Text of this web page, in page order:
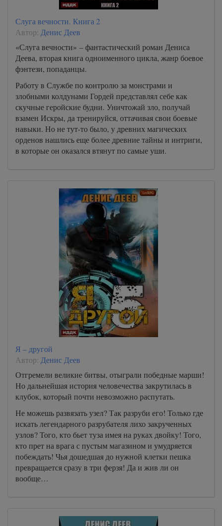
Слуга вечности. Книга 2
Автор: Денис Деев
«Слуга вечности» – фантастический роман Дениса
Деева, вторая книга одноименного цикла, жанр боевое
фэнтези, попаданцы.
Работу в Службе по контролю за монстрами и
злобными колдунами Гордей представлял себе как
скучные геройские будни. Уничтожай зло, получай
взамен Искры, да тренируйся, оттачивая свои боевые
навыки. Но не тут-то было, у древних магических
орденов нашлись еще более древние тайны и интриги,
в которые он оказался втянут по самые уши.
Я – другой
Автор: Денис Деев
Отгремели великие битвы, отыграли победные марши!
Но дальнейшая история человечества закрутилась в
клубок, который почти невозможно распутать.
Не можешь развязать узел? Так разруби его! Только где
искать легендарного разрубателя лихо закрученных
узлов? Того, кто бьет туза имея на руках двойку! Того,
кто прет на врага с пустым магазином и умудряется
побеждать! Чья дошедшая до нужной клетки пешка
превращается сразу в три ферзя! Да и жив ли он
вообще…